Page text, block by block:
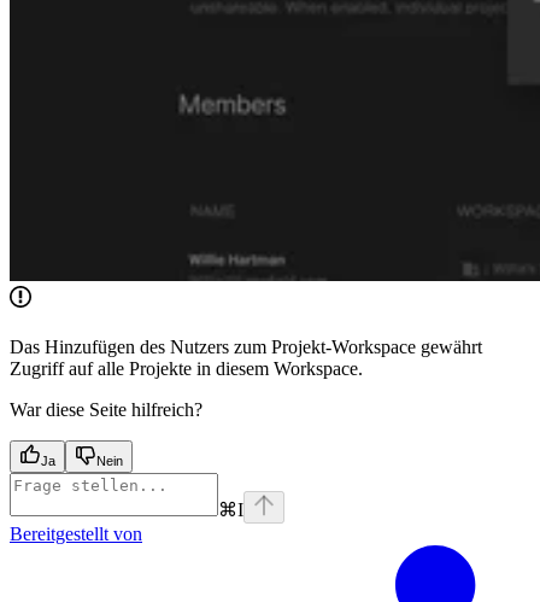
Das Hinzufügen des Nutzers zum Projekt-Workspace gewährt
Zugriff auf alle Projekte in diesem Workspace.
War diese Seite hilfreich?
Ja Nein
⌘I
Bereitgestellt von